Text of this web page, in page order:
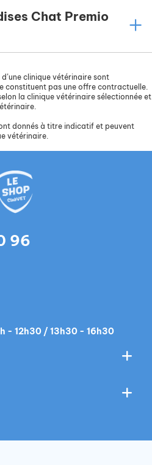
Chat Premio
clinique vétérinaire sont
constituent pas une offre contractuelle.
la clinique vétérinaire sélectionnée et
donnés à titre indicatif et peuvent
vétérinaire.
96
- 12h30 / 13h30 - 16h30